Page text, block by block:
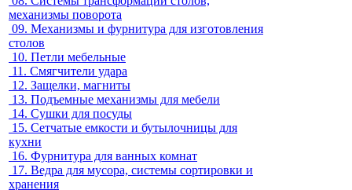
механизмы поворота
09. Механизмы и фурнитура для изготовления
столов
10. Петли мебельные
11. Смягчители удара
12. Защелки, магниты
13. Подъемные механизмы для мебели
14. Сушки для посуды
15. Сетчатые емкости и бутылочницы для
кухни
16. Фурнитура для ванных комнат
17. Ведра для мусора, системы сортировки и
хранения